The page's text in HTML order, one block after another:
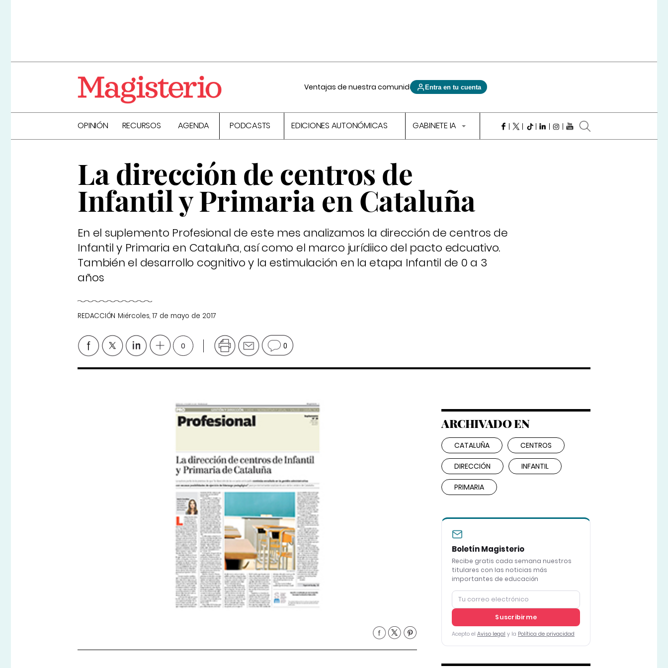
Ventajas de nuestra comunidad Entra en tu cuenta
OPINIÓN RECURSOS AGENDA PODCASTS EDICIONES AUTONÓMICAS GABINETE IA
La dirección de centros de
Infantil y Primaria en Cataluña
En el suplemento Profesional de este mes analizamos la dirección de centros de
Infantil y Primaria en Cataluña, así como el marco jurídiico del pacto edcuativo.
También el desarrollo cognitivo y la estimulación en la etapa Infantil de 0 a 3
años
REDACCIÓN Miércoles, 17 de mayo de 2017
0 0
ARCHIVADO EN
CATALUÑA CENTROS
DIRECCIÓN INFANTIL
PRIMARIA
Boletín Magisterio
Recibe gratis cada semana nuestros
titulares con las noticias más
importantes de educación
Suscribirme
Acepto el Aviso legal y la Política de privacidad